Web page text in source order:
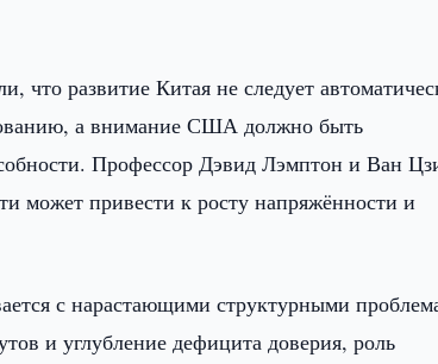
что развитие Китая не следует
а внимание США должно быть
Профессор Дэвид Лэмптон и Ван
может привести к росту напряжённости и
с нарастающими структурными
и углубление дефицита доверия, роль